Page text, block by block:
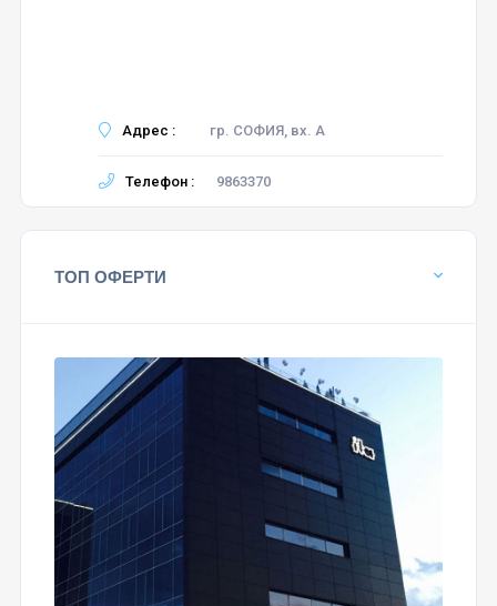
Адрес : гр. СОФИЯ, вх. А
Телефон : 9863370
ТОП ОФЕРТИ